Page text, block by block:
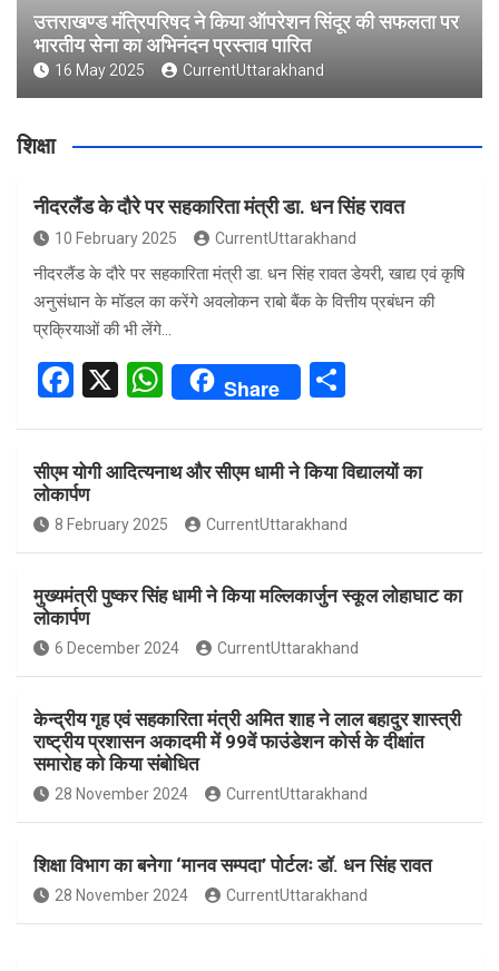
उत्तराखण्ड मंत्रिपरिषद ने किया ऑपरेशन सिंदूर की सफलता पर
भारतीय सेना का अभिनंदन प्रस्ताव पारित
16 May 2025 CurrentUttarakhand
शिक्षा
नीदरलैंड के दौरे पर सहकारिता मंत्री डा. धन सिंह रावत
10 February 2025 CurrentUttarakhand
नीदरलैंड के दौरे पर सहकारिता मंत्री डा. धन सिंह रावत डेयरी, खाद्य एवं कृषि
अनुसंधान के मॉडल का करेंगे अवलोकन राबो बैंक के वित्तीय प्रबंधन की
प्रक्रियाओं की भी लेंगे…
F
ce
b
o
o
k
X
W
s
A
p
p
Share
ar
e
सीएम योगी आदित्यनाथ और सीएम धामी ने किया विद्यालयों का
लोकार्पण
8 February 2025 CurrentUttarakhand
मुख्यमंत्री पुष्कर सिंह धामी ने किया मल्लिकार्जुन स्कूल लोहाघाट का
लोकार्पण
6 December 2024 CurrentUttarakhand
केन्द्रीय गृह एवं सहकारिता मंत्री अमित शाह ने लाल बहादुर शास्त्री
राष्ट्रीय प्रशासन अकादमी में 99वें फाउंडेशन कोर्स के दीक्षांत
समारोह को किया संबोधित
28 November 2024 CurrentUttarakhand
शिक्षा विभाग का बनेगा ‘मानव सम्पदा’ पोर्टलः डॉ. धन सिंह रावत
28 November 2024 CurrentUttarakhand